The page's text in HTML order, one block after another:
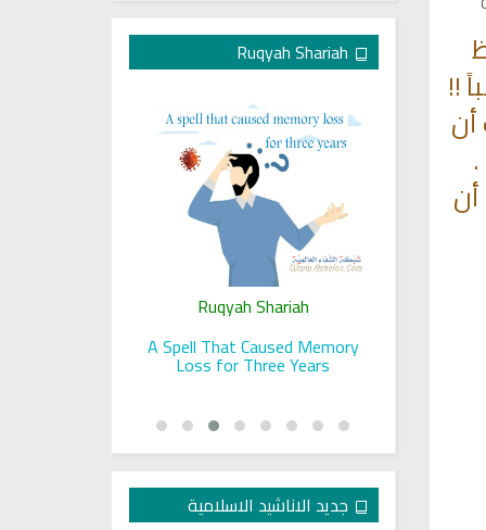
!!
Ruqyah Shariah
A Spell That Caused Memory
Loss for Three Years
جديد الاناشيد الاسلامية